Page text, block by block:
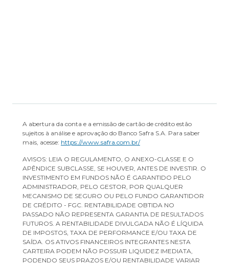
A abertura da conta e a emissão de cartão de crédito estão
sujeitos à análise e aprovação do Banco Safra S.A. Para saber
mais, acesse: https://www.safra.com.br/
AVISOS: LEIA O REGULAMENTO, O ANEXO-CLASSE E O
APÊNDICE SUBCLASSE, SE HOUVER, ANTES DE INVESTIR. O
INVESTIMENTO EM FUNDOS NÃO É GARANTIDO PELO
ADMINISTRADOR, PELO GESTOR, POR QUALQUER
MECANISMO DE SEGURO OU PELO FUNDO GARANTIDOR
DE CRÉDITO - FGC. RENTABILIDADE OBTIDA NO
PASSADO NÃO REPRESENTA GARANTIA DE RESULTADOS
FUTUROS. A RENTABILIDADE DIVULGADA NÃO É LÍQUIDA
DE IMPOSTOS, TAXA DE PERFORMANCE E/OU TAXA DE
SAÍDA. OS ATIVOS FINANCEIROS INTEGRANTES NESTA
CARTEIRA PODEM NÃO POSSUIR LIQUIDEZ IMEDIATA,
PODENDO SEUS PRAZOS E/OU RENTABILIDADE VARIAR